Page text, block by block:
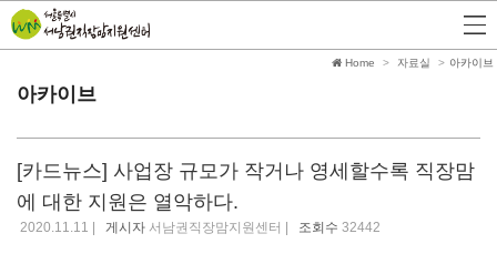
아카이브
Home 자료실 아카이브
[카드뉴스] 사업장 규모가 작거나 영세할수록 직장맘
에 대한 지원은 열악하다.
2020.11.11 | 게시자 서남권직장맘지원센터 | 조회수 32442